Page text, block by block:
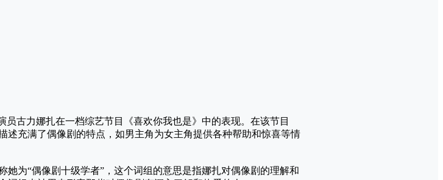
古力娜扎在一档综艺节目《喜欢你我也是》中的表现。在该节目
述充满了偶像剧的特点，如男主角为女主角提供各种帮助和惊喜等情
为“偶像剧十级学者”，这个词组的意思是指娜扎对偶像剧的理解和